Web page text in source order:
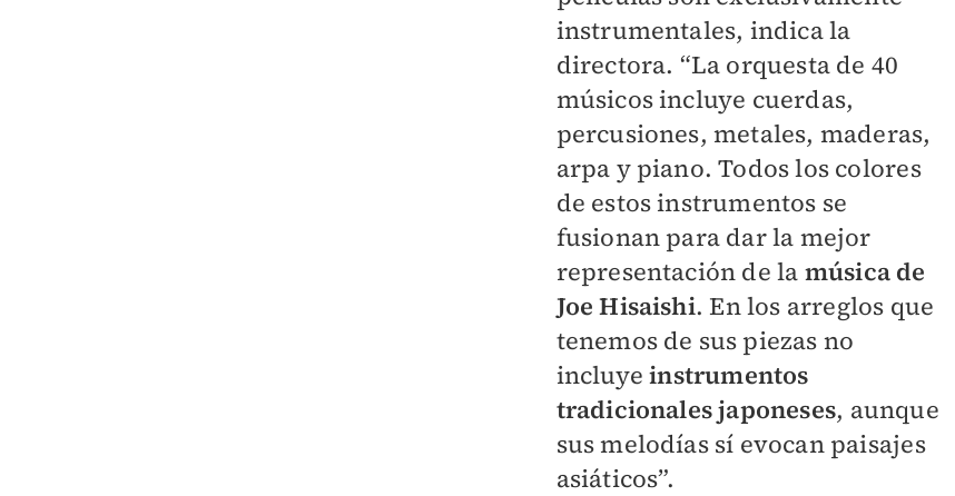
instrumentales, indica la
directora. “La orquesta de 40
músicos incluye cuerdas,
percusiones, metales, maderas,
arpa y piano. Todos los colores
de estos instrumentos se
fusionan para dar la mejor
representación de la música de
Joe Hisaishi. En los arreglos que
tenemos de sus piezas no
incluyeinstrumentos
tradicionales japoneses, aunque
sus melodías sí evocan paisajes
asiáticos”.